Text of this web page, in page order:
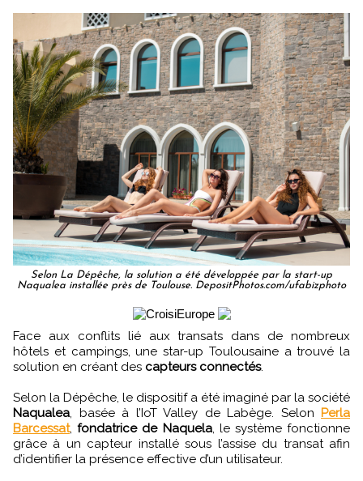
Selon La Dépêche, la solution a été développée par la start-up
Naqualea installée près de Toulouse. DepositPhotos.com/ufabizphoto
Face aux conflits lié aux transats dans de nombreux
hôtels et campings, une star-up Toulousaine a trouvé la
solution en créant des capteurs connectés.
Selon la Dépêche, le dispositif a été imaginé par la société
Naqualea , basée à l’IoT Valley de Labège. Selon Perla
Barcessat,fondatrice de Naquela, le système fonctionne
grâce à un capteur installé sous l’assise du transat afin
d’identifier la présence effective d’un utilisateur.